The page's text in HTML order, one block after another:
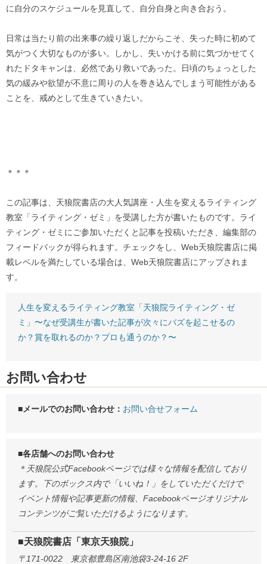
に自分のスケジュールを見直して、自分自身と向き合おう。
日常は当たり前の出来事の繰り返しだからこそ、失った時に初めて
気がつく大切なものが多い。しかし、失いかける前に気づかせてく
れたドタキャンは、必然であり救いであった。日頃のちょっとした
気の緩みや欲望が不意に周りの人を巻き込んでしまう可能性がある
ことを、戒めとして生きていきたい。
＊＊＊
この記事は、天狼院書店の大人気講座・人生を変えるライティング
教室「ライティング・ゼミ」を受講した方が書いたものです。ライ
ティング・ゼミにご参加いただくと記事を投稿いただき、編集部の
フィードバックが得られます。チェックをし、Web天狼院書店に掲
載レベルを満たしている場合は、Web天狼院書店にアップされま
す。
人生を変えるライティング教室「天狼院ライティング・ゼ
ミ」〜なぜ受講生が書いた記事が次々にバズを起こせるの
か？賞を取れるのか？プロも通うのか？〜
お問い合わせ
■メールでのお問い合わせ： お問い合せフォーム
■各店舗へのお問い合わせ
＊天狼院公式Facebookページでは様々な情報を配信しており
ます。下のボックス内で「いいね！」をしていただくだけで
イベント情報や記事更新の情報、Facebookページオリジナル
コンテンツがご覧いただけるようになります。
■天狼院書店「東京天狼院」
〒171-0022 東京都豊島区南池袋3-24-16 2F